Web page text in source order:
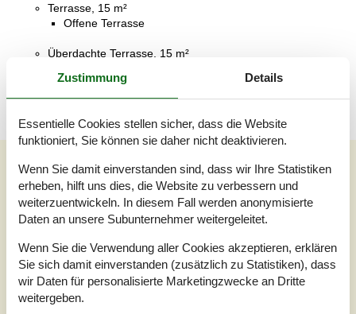
Terrasse, 15 m²
Offene Terrasse
Überdachte Terrasse, 15 m²
Externe Bewertungen
Unsere GästebewertungenExterne Bewertungen
4,3
3 externe Bewertungen
Zustimmung Details
Essentielle Cookies stellen sicher, dass die Website
funktioniert, Sie können sie daher nicht deaktivieren.
Wenn Sie damit einverstanden sind, dass wir Ihre Statistiken
erheben, hilft uns dies, die Website zu verbessern und
weiterzuentwickeln. In diesem Fall werden anonymisierte
Daten an unsere Subunternehmer weitergeleitet.
Wenn Sie die Verwendung aller Cookies akzeptieren, erklären
Sie sich damit einverstanden (zusätzlich zu Statistiken), dass
wir Daten für personalisierte Marketingzwecke an Dritte
weitergeben.